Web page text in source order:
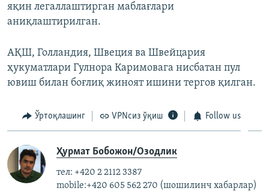
яқин легаллаштирган маблағлари
аниқлаштирилган.
АҚШ, Голландия, Швеция ва Швейцария
ҳукуматлари Гулнора Каримовага нисбатан пул
ювиш билан боғлиқ жиноят ишини тергов қилган.
Ўртоқлашинг VPNсиз ўқиш Follow us
Ҳурмат Бобожон/Озодлик
тел: +420 2 2112 3387
mobile:+420 605 562 270 (шошилинч хабарлар)